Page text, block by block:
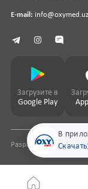
В
Скачать
E-mail: info@oxymed.uz
Загрузите в
Google Play
Разработка сайта